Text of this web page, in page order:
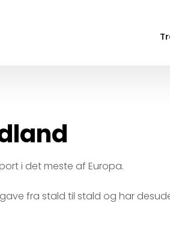
i det meste af Europa.
fra stald til stald og har